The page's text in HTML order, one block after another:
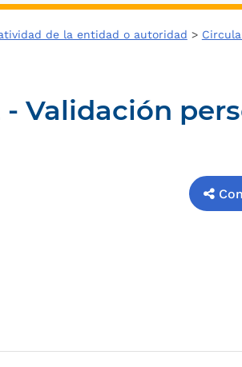
de la entidad o autoridad >
- Validación